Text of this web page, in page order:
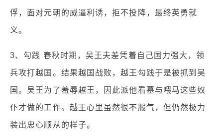
俘，面对元朝的威逼利诱，拒不投降，最终英勇就
义。
3、勾践 春秋时期，吴王夫差凭着自己国力强大，领
兵攻打越国。结果越国战败，越王勾践于是被抓到吴
国。吴王为了羞辱越王，因此派他看墓与喂马这些奴
仆才做的工作。越王心里虽然很不服气，但仍然极力
装出忠心顺从的样子。